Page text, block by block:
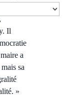
Il
a
sa
»